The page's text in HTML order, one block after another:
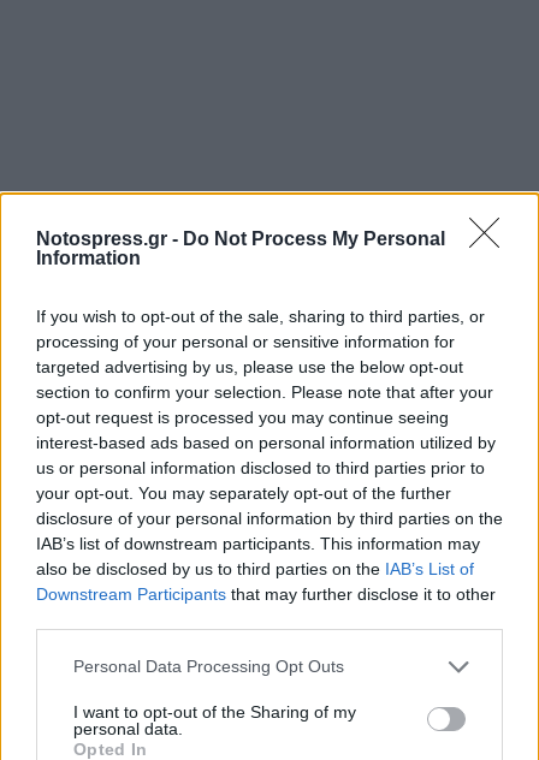
Notospress.gr - Do Not Process My Personal
Information
If you wish to opt-out of the sale, sharing to third parties, or
processing of your personal or sensitive information for
targeted advertising by us, please use the below opt-out
section to confirm your selection. Please note that after your
opt-out request is processed you may continue seeing
interest-based ads based on personal information utilized by
us or personal information disclosed to third parties prior to
your opt-out. You may separately opt-out of the further
disclosure of your personal information by third parties on the
IAB’s list of downstream participants. This information may
also be disclosed by us to third parties on the IAB’s List of
Downstream Participants that may further disclose it to other
Personal Data Processing Opt Outs
I want to opt-out of the Sharing of my
personal data.
Opted In
Σχετικά Άρθρα